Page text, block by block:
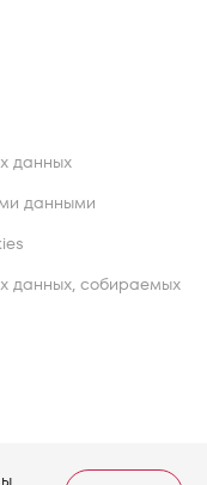
данных
данными
данных, собираемых